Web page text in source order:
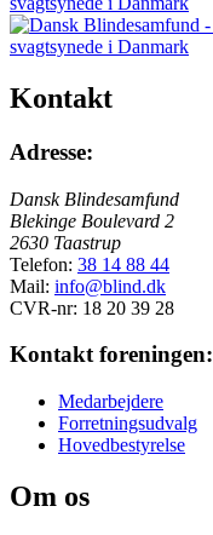
Kontakt
Adresse:
Dansk Blindesamfund
Blekinge Boulevard 2
2630 Taastrup
Telefon: 38 14 88 44
Mail: info@blind.dk
CVR-nr: 18 20 39 28
Kontakt foreningen:
Medarbejdere
Forretningsudvalg
Hovedbestyrelse
Om os